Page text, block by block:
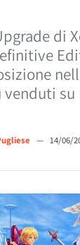
di
— 14/06/